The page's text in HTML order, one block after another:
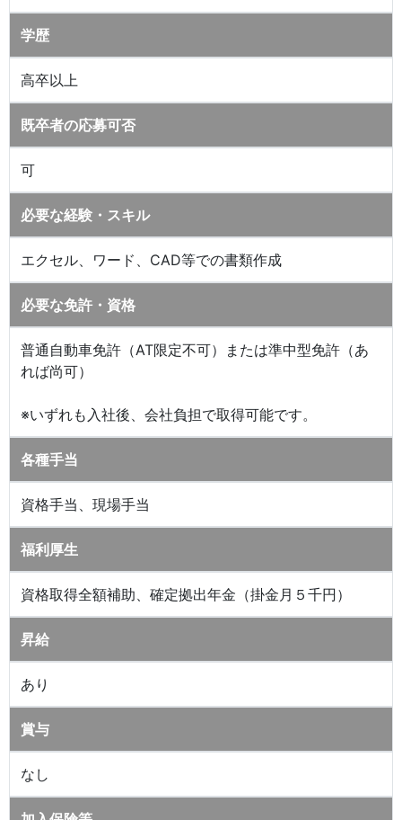
学歴
高卒以上
既卒者の応募可否
可
必要な経験・スキル
エクセル、ワード、CAD等での書類作成
必要な免許・資格
普通自動車免許（AT限定不可）または準中型免許（あ
れば尚可）
※いずれも入社後、会社負担で取得可能です。
各種手当
資格手当、現場手当
福利厚生
資格取得全額補助、確定拠出年金（掛金月５千円）
昇給
あり
賞与
なし